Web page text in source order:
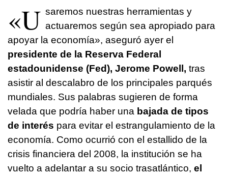
«U saremos nuestras herramientas y
actuaremos según sea apropiado para
apoyar la economía», aseguró ayer el
presidente de la Reserva Federal
estadounidense (Fed), Jerome Powell, tras
asistir al descalabro de los principales parqués
mundiales. Sus palabras sugieren de forma
velada que podría haber una bajada de tipos
de interés para evitar el estrangulamiento de la
economía. Como ocurrió con el estallido de la
crisis financiera del 2008, la institución se ha
vuelto a adelantar a su socio trasatlántico, el